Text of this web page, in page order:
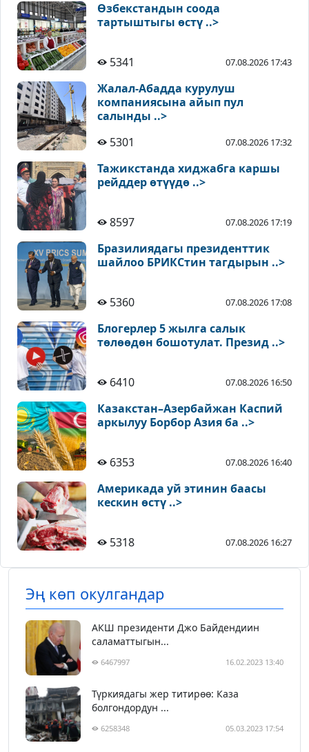
Өзбекстандын соода
тартыштыгы өстү ..>
5341 07.08.2026 17:43
Жалал-Абадда курулуш
компаниясына айып пул
салынды ..>
5301
07.08.2026 17:32
Тажикстанда хиджабга каршы
рейддер өтүүдө ..>
8597 07.08.2026 17:19
Бразилиядагы президенттик
шайлоо БРИКСтин тагдырын ..>
5360 07.08.2026 17:08
Блогерлер 5 жылга салык
төлөөдөн бошотулат. Презид ..>
6410 07.08.2026 16:50
Казакстан–Азербайжан Каспий
аркылуу Борбор Азия ба ..>
6353 07.08.2026 16:40
Америкада уй этинин баасы
кескин өстү ..>
5318 07.08.2026 16:27
Эң көп окулгандар
АКШ президенти Джо Байдендиин
саламаттыгын...
6467997 16.02.2023 13:40
Түркиядагы жер титирөө: Каза
болгондордун ...
6258348 05.03.2023 17:54